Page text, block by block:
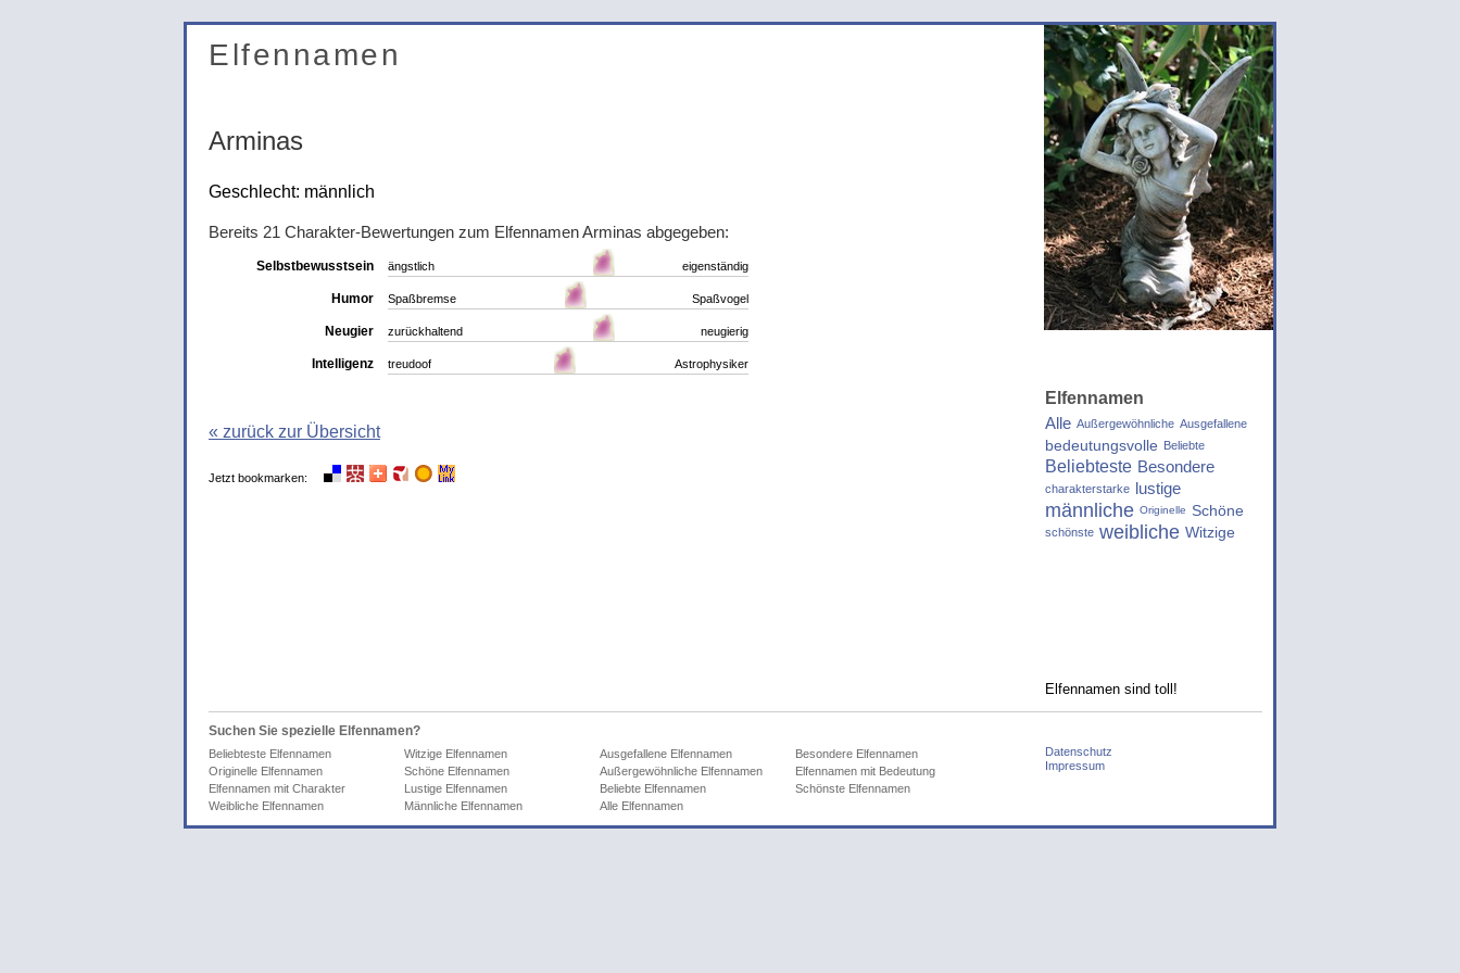
Elfennamen
Arminas
Geschlecht: männlich
Bereits 21 Charakter-Bewertungen zum Elfennamen Arminas abgegeben:
Selbstbewusstsein ängstlich eigenständig
Humor Spaßbremse Spaßvogel
Neugier zurückhaltend neugierig
Intelligenz treudoof Astrophysiker
« zurück zur Übersicht
Jetzt bookmarken:
Elfennamen
Alle Außergewöhnliche Ausgefallene
bedeutungsvolle Beliebte
Beliebteste Besondere
charakterstarke lustige
männliche Originelle Schöne
schönste weibliche Witzige
Elfennamen sind toll!
Suchen Sie spezielle Elfennamen?
Beliebteste Elfennamen Witzige Elfennamen Ausgefallene Elfennamen
Besondere Elfennamen
Originelle Elfennamen
Schöne Elfennamen Außergewöhnliche Elfennamen
Elfennamen mit Bedeutung
Elfennamen mit Charakter
Lustige Elfennamen Beliebte Elfennamen
Schönste Elfennamen
Weibliche Elfennamen
Männliche Elfennamen Alle Elfennamen
Datenschutz
Impressum